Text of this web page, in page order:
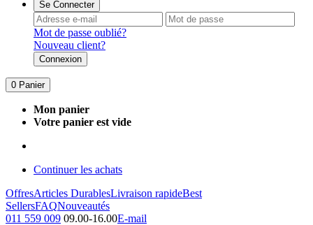
Se Connecter
Mot de passe oublié?
Nouveau client?
Connexion
0 Panier
Mon panier
Votre panier est vide
Continuer les achats
OffresArticles DurablesLivraison rapideBest
SellersFAQNouveautés
011 559 009 09.00-16.00E-mail